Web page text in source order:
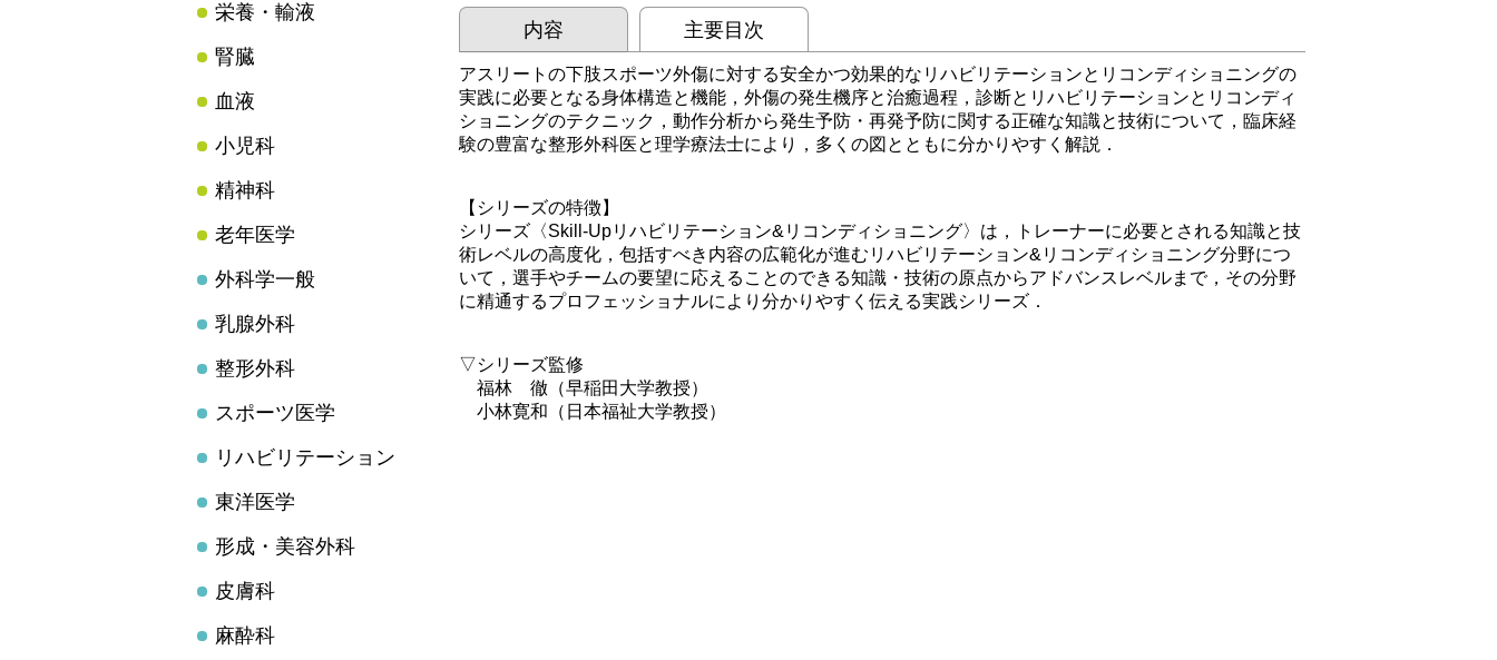
栄養・輸液
腎臓
血液
小児科
精神科
老年医学
外科学一般
乳腺外科
整形外科
スポーツ医学
リハビリテーション
東洋医学
形成・美容外科
皮膚科
麻酔科
内容 主要目次
アスリートの下肢スポーツ外傷に対する安全かつ効果的なリハビリテーションとリコンディショニングの
実践に必要となる身体構造と機能，外傷の発生機序と治癒過程，診断とリハビリテーションとリコンディ
ショニングのテクニック，動作分析から発生予防・再発予防に関する正確な知識と技術について，臨床経
験の豊富な整形外科医と理学療法士により，多くの図とともに分かりやすく解説．
【シリーズの特徴】
シリーズ〈Skill-Upリハビリテーション&リコンディショニング〉は，トレーナーに必要とされる知識と技
術レベルの高度化，包括すべき内容の広範化が進むリハビリテーション&リコンディショニング分野につ
いて，選手やチームの要望に応えることのできる知識・技術の原点からアドバンスレベルまで，その分野
に精通するプロフェッショナルにより分かりやすく伝える実践シリーズ．
▽シリーズ監修
福林 徹（早稲田大学教授）
小林寛和（日本福祉大学教授）